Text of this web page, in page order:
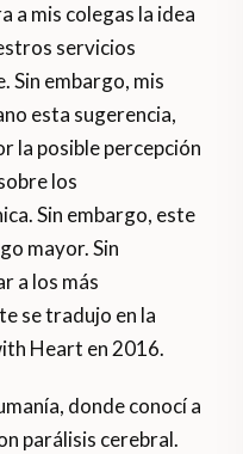
a mis colegas la idea
servicios
embargo, mis
esta sugerencia,
la posible percepción
los
Sin embargo, este
mayor. Sin
a los más
se tradujo en la
Heart en 2016.
donde conocí a
parálisis cerebral.